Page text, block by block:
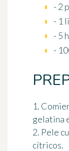
- 2
- 1
- 5
-
1.
gelatina
2. Pele
cítricos.